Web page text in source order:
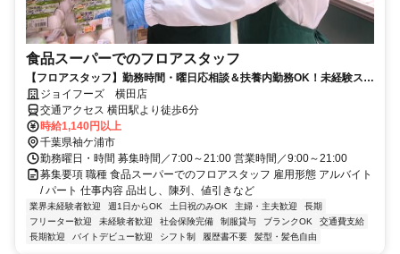
食品スーパーでのフロアスタッフ
【フロアスタッフ】勤務時間・曜日応相談＆扶養内勤務OK！未経験スタ
ート大歓迎♪
ジョイフーズ 横田店
交通アクセス 横田駅より徒歩6分
時給1,140円以上
千葉県袖ケ浦市
勤務曜日・時間 募集時間／7:00～21:00 営業時間／9:00～21:00
募集要項 職種 食品スーパーでのフロアスタッフ 雇用形態 アルバイト
/ パート 仕事内容 品出し、陳列、値引きなど
業界未経験者歓迎 週1日からOK 土日祝のみOK 主婦・主夫歓迎
長期
フリーター歓迎
未経験者歓迎 社会保険完備 制服貸与 ブランクOK
交通費支給
長期歓迎
バイトデビュー歓迎 シフト制 履歴書不要 髪型・髪色自由